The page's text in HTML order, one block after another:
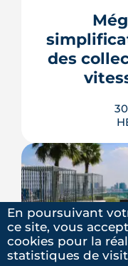
Ma recherche
étudiants
des aides au
vigueur le
note.
des
Trente
d'ordre : faire
Le deuxième
simplification
En poursuivant
ce site, vous
cookies pour la
statistiques de